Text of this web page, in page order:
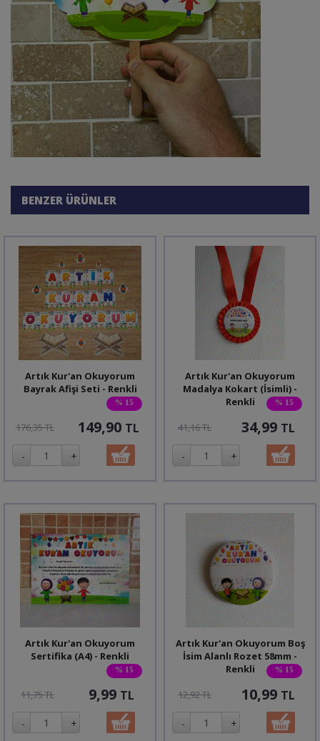
BENZER ÜRÜNLER
% 15
Artık Kur'an Okuyorum
Bayrak Afişi Seti - Renkli
176,35 TL 149,90 TL
% 15
Artık Kur'an Okuyorum
Madalya Kokart (İsimli) -
Renkli
41,16 TL
34,99 TL
% 15
Artık Kur'an Okuyorum
Sertifika (A4) - Renkli
11,75 TL 9,99 TL
% 15
Artık Kur'an Okuyorum Boş
İsim Alanlı Rozet 58mm -
Renkli
12,92 TL
10,99 TL